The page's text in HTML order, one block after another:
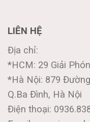
LIÊN HỆ
Địa chỉ:
*HCM: 29 Giải
*Hà Nội: 879
Q.Ba Đình, Hà Nội
Điện thoại: